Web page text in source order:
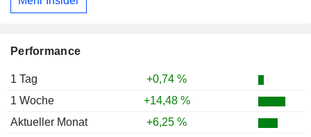
Performance
1 Tag
+0,74 %
1 Woche
+14,48 %
Aktueller Monat
+6,25 %